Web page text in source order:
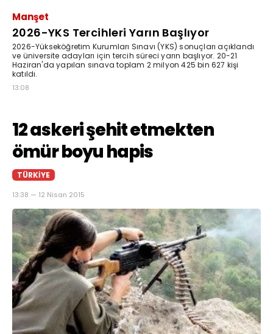
Manşet
2026-YKS Tercihleri Yarın Başlıyor
2026-Yükseköğretim Kurumları Sınavı (YKS) sonuçları açıklandı
ve üniversite adayları için tercih süreci yarın başlıyor. 20-21
Haziran'da yapılan sınava toplam 2 milyon 425 bin 627 kişi
katıldı.
13:08